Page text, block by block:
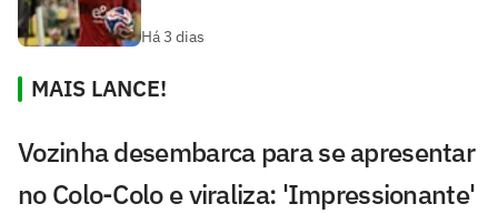
Há 3 dias
MAIS LANCE!
Vozinha desembarca para se apresentar
no Colo-Colo e viraliza: 'Impressionante'